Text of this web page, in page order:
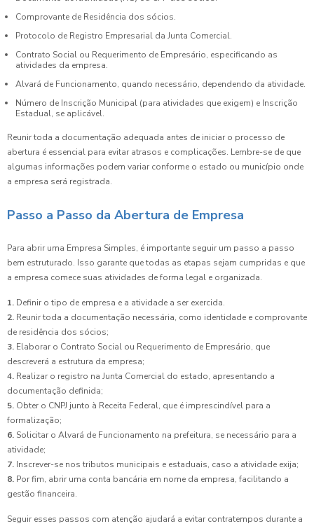
Comprovante de Residência dos sócios.
Protocolo de Registro Empresarial da Junta Comercial.
Contrato Social ou Requerimento de Empresário, especificando as
atividades da empresa.
Alvará de Funcionamento, quando necessário, dependendo da atividade.
Número de Inscrição Municipal (para atividades que exigem) e Inscrição
Estadual, se aplicável.
Reunir toda a documentação adequada antes de iniciar o processo de
abertura é essencial para evitar atrasos e complicações. Lembre-se de que
algumas informações podem variar conforme o estado ou município onde
a empresa será registrada.
Passo a Passo da Abertura de Empresa
Para abrir uma Empresa Simples, é importante seguir um passo a passo
bem estruturado. Isso garante que todas as etapas sejam cumpridas e que
a empresa comece suas atividades de forma legal e organizada.
1. Definir o tipo de empresa e a atividade a ser exercida.
2. Reunir toda a documentação necessária, como identidade e comprovante
de residência dos sócios;
3. Elaborar o Contrato Social ou Requerimento de Empresário, que
descreverá a estrutura da empresa;
4. Realizar o registro na Junta Comercial do estado, apresentando a
documentação definida;
5. Obter o CNPJ junto à Receita Federal, que é imprescindível para a
formalização;
6. Solicitar o Alvará de Funcionamento na prefeitura, se necessário para a
atividade;
7. Inscrever-se nos tributos municipais e estaduais, caso a atividade exija;
8. Por fim, abrir uma conta bancária em nome da empresa, facilitando a
gestão financeira.
Seguir esses passos com atenção ajudará a evitar contratempos durante a